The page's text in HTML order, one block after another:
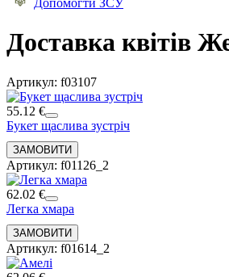
Допомогти ЗСУ
Доставка квітів
Артикул: f03107
55.12 €
Букет щаслива зустріч
Артикул: f01126_2
62.02 €
Легка хмара
Артикул: f01614_2